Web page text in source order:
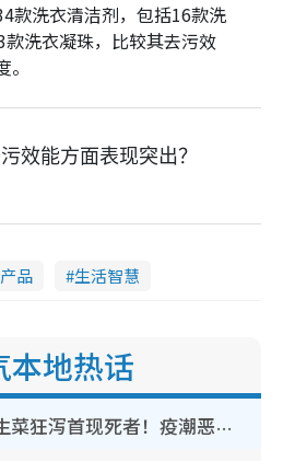
款洗衣清洁剂，包括16款洗
洗衣凝珠，比较其去污效
效能方面表现突出？
产品 生活智慧
本地热话
夺命寄生虫｜食生菜狂泻首现死者！疫潮恶化录1.8万宗病例 揭洗菜3大谬误